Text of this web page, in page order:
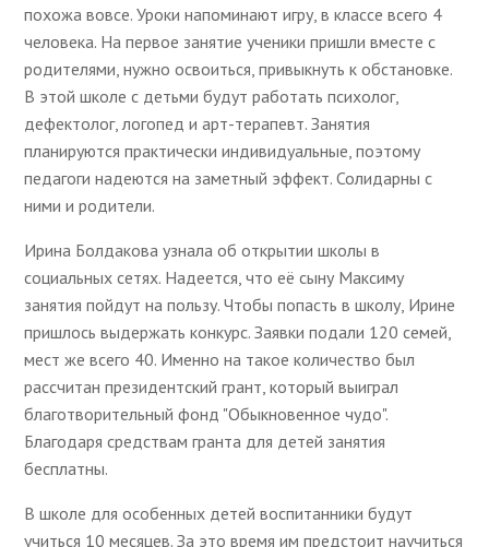
похожа вовсе. Уроки напоминают игру, в классе всего 4
человека. На первое занятие ученики пришли вместе с
родителями, нужно освоиться, привыкнуть к обстановке.
В этой школе с детьми будут работать психолог,
дефектолог, логопед и арт-терапевт. Занятия
планируются практически индивидуальные, поэтому
педагоги надеются на заметный эффект. Солидарны с
ними и родители.
Ирина Болдакова узнала об открытии школы в
социальных сетях. Надеется, что её сыну Максиму
занятия пойдут на пользу. Чтобы попасть в школу, Ирине
пришлось выдержать конкурс. Заявки подали 120 семей,
мест же всего 40. Именно на такое количество был
рассчитан президентский грант, который выиграл
благотворительный фонд "Обыкновенное чудо".
Благодаря средствам гранта для детей занятия
бесплатны.
В школе для особенных детей воспитанники будут
учиться 10 месяцев. За это время им предстоит научиться